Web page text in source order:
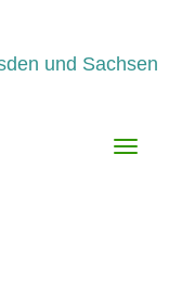
Toggle